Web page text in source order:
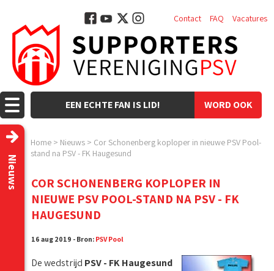
WORD OOK
EEN ECHTE FAN IS LID!
Contact FAQ Vacatures
Home > Nieuws > Cor Schonenberg koploper in nieuwe PSV Pool-
stand na PSV - FK Haugesund
Nieuws
COR SCHONENBERG KOPLOPER IN
NIEUWE PSV POOL-STAND NA PSV - FK
HAUGESUND
16 aug 2019 - Bron: PSV Pool
De wedstrijd PSV - FK Haugesund